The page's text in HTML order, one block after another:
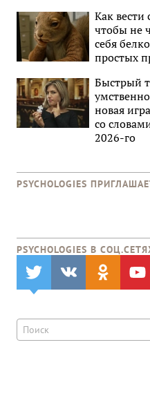
Как вести
чтобы не
себя
простых
Быстрый
новая
со
2026-го
PSYCHOLOGIES
PSYCHOLOGIES В